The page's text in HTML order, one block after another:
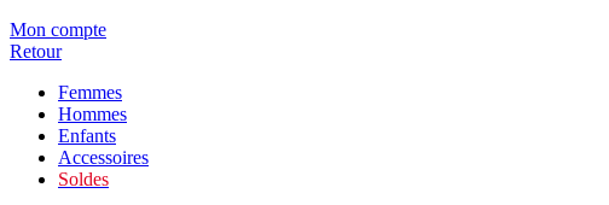
Mon compte
Retour
Femmes
Hommes
Enfants
Accessoires
Soldes